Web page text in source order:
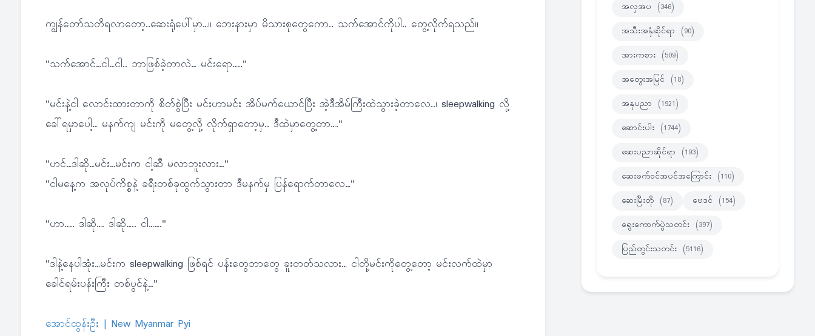
ကျွန်တော်သတိရလာတော့..ဆေးရုံပေါ်မှာ…။ ဘေးနားမှာ မိသားစုတွေကော.. သက်အောင်ကိုပါ.. တွေ့လိုက်ရသည်။
"သက်အောင်…ငါ…ငါ.. ဘာဖြစ်ခဲ့တာလဲ… မင်းရော….."
"မင်းနဲ့ငါ လောင်းထားတာကို စိတ်စွဲပြီး မင်းဟာမင်း အိပ်မက်ယောင်ပြီး အဲ့ဒီအိမ်ကြီးထဲသွားခဲ့တာလေ..၊ sleepwalking လို့
ခေါ်ရမှာပေါ့… မနက်ကျ မင်းကို မတွေ့လို့ လိုက်ရှာတော့မှ.. ဒီထဲမှာတွေ့တာ…."
"ဟင်…ဒါဆို…မင်း…မင်းက ငါ့ဆီ မလာဘူးလား…"
"ငါမနေ့က အလုပ်ကိစ္စနဲ့ ခရီးတစ်ခုထွက်သွားတာ ဒီမနက်မှ ပြန်ရောက်တာလေ…"
"ဟာ….. ဒါဆို…. ဒါဆို….. ငါ……."
"ဒါနဲ့နေပါအုံး…မင်းက sleepwalking ဖြစ်ရင် ပန်းတွေဘာတွေ ခူးတတ်သလား… ငါတို့မင်းကိုတွေ့တော့ မင်းလက်ထဲမှာ
ခေါင်ရမ်းပန်းကြီး တစ်ပွင်နဲ့…"
အောင်ထွန်းဦး | New Myanmar Pyi
အလှအပ (346)
အသီးအနှံဆိုင်ရာ (90)
အားကစား (509)
အတွေးအမြင် (18)
အနုပညာ (1921)
ဆောင်းပါး (1744)
ဆေးပညာဆိုင်ရာ (193)
ဆေးဖက်ဝင်အပင်အကြောင်း (110)
ဆေးမြီးတို (87) ဗေဒင် (154)
ရွေးကောက်ပွဲသတင်း (397)
ပြည်တွင်းသတင်း (5116)